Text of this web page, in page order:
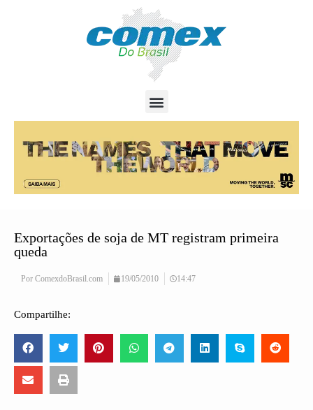
Exportações de soja de MT registram primeira
queda
Por ComexdoBrasil.com 19/05/2010 14:47
Compartilhe: